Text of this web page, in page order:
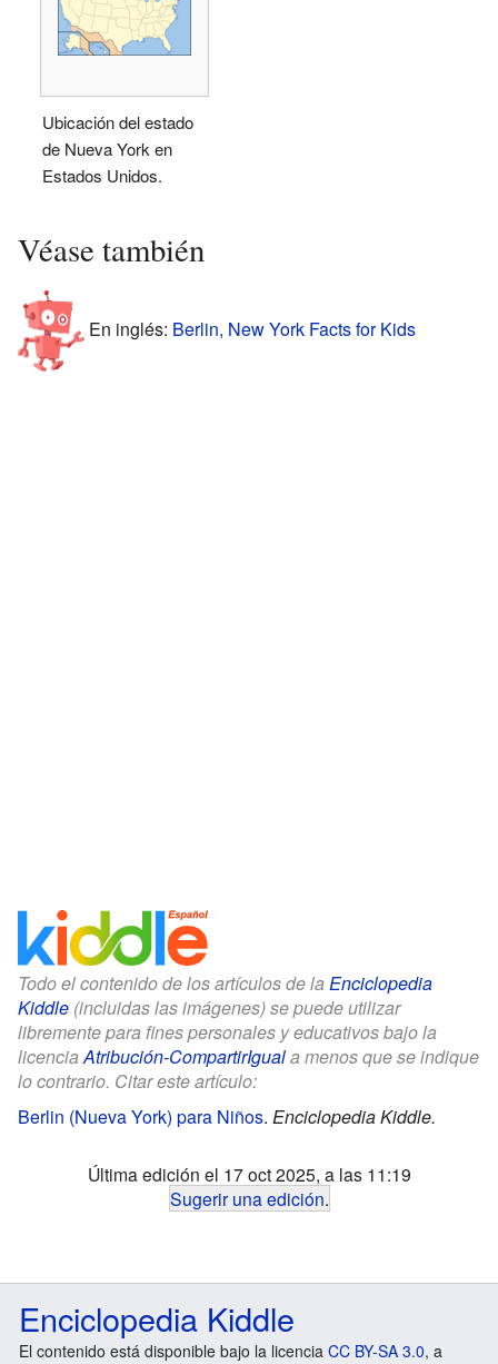
Ubicación del estado
de Nueva York en
Estados Unidos.
Véase también
En inglés: Berlin, New York Facts for Kids
Todo el contenido de los artículos de la Enciclopedia
Kiddle (incluidas las imágenes) se puede utilizar
libremente para fines personales y educativos bajo la
licenciaAtribución-CompartirIguala menos que se indique
lo contrario. Citar este artículo:
Berlin (Nueva York) para Niños. Enciclopedia Kiddle.
Última edición el 17 oct 2025, a las 11:19
Sugerir una edición.
Enciclopedia Kiddle
El contenido está disponible bajo la licencia CC BY-SA 3.0, a